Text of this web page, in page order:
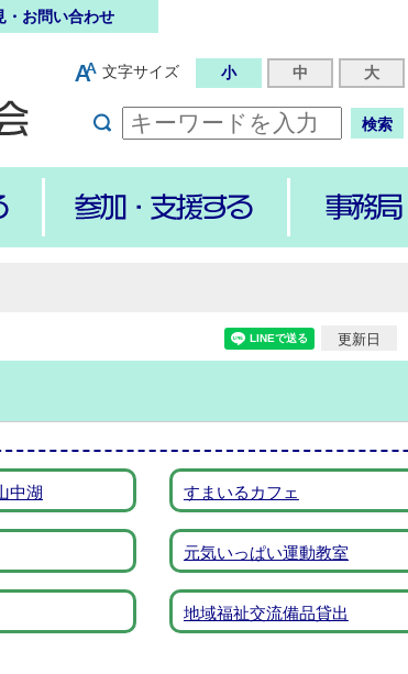
・お問い合わせ
文字サイズ 小 中 大
検索
更新日
中湖 すまいるカフェ
元気いっぱい運動教室
地域福祉交流備品貸出